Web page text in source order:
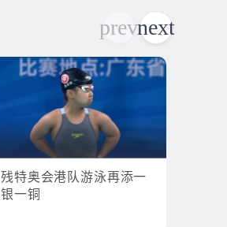
残特奥会港队游泳再添一
银一铜